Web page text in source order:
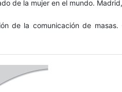
de la mujer en el mundo.
de la comunicación de